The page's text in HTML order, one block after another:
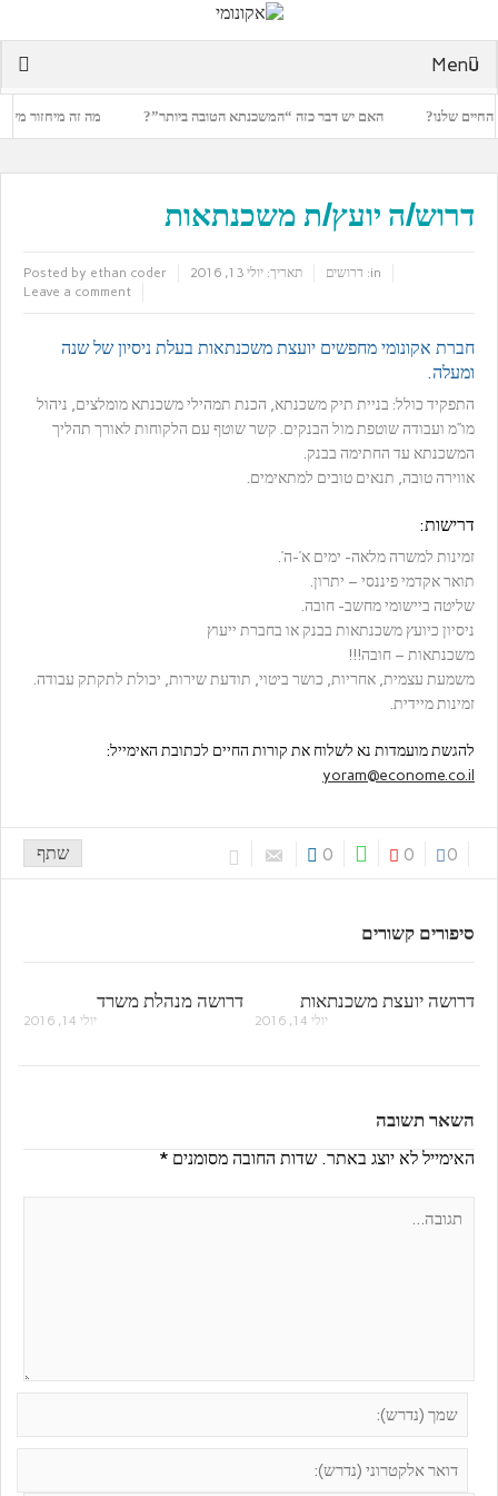
Menu
שלנו? האם יש דבר כזה “המשכנתא הטובה ביותר”? מה זה מיחזור
דרוש/ה יועץ/ת משכנתאות
Posted by ethan coder תאריך: יולי 13, 2016 in: דרושים
Leave a comment
חברת אקונומי מחפשים יועצת משכנתאות בעלת ניסיון של שנה
ומעלה.
התפקיד כולל: בניית תיק משכנתא, הכנת תמהילי משכנתא מומלצים, ניהול
מו”מ ועבודה שוטפת מול הבנקים. קשר שוטף עם הלקוחות לאורך תהליך
המשכנתא עד החתימה בבנק.
אווירה טובה, תנאים טובים למתאימים.
דרישות:
זמינות למשרה מלאה- ימים א’-ה’.
תואר אקדמי פיננסי – יתרון.
שליטה ביישומי מחשב- חובה.
ניסיון כיועץ משכנתאות בבנק או בחברת ייעוץ
משכנתאות – חובה!!!
משמעת עצמית, אחריות, כושר ביטוי, תודעת שירות, יכולת לתקתק עבודה.
זמינות מיידית.
להגשת מועמדות נא לשלוח את קורות החיים לכתובת האימייל:
yoram@econome.co.il
שתף 0
0
0
סיפורים קשורים
דרושה מנהלת משרד
יולי 14, 2016
דרושה יועצת משכנתאות
יולי 14, 2016
השאר תשובה
האימייל לא יוצג באתר. שדות החובה מסומנים *